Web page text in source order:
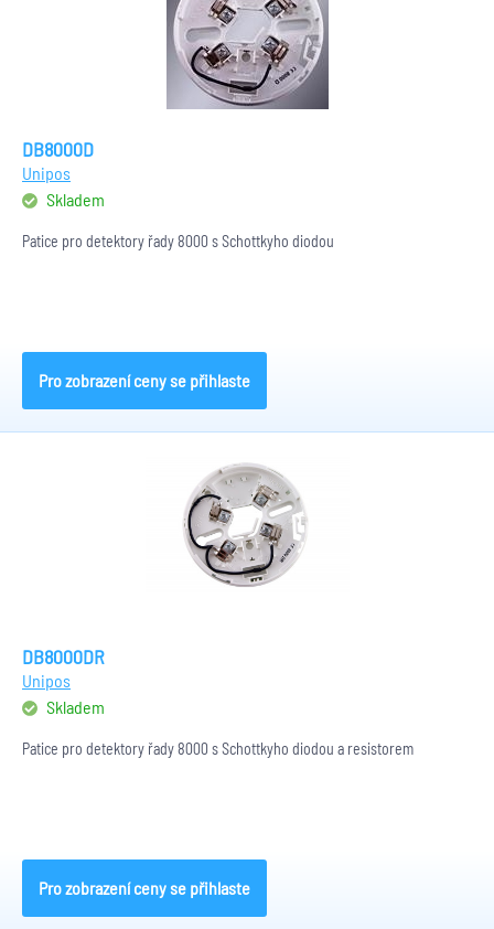
DB8000D
Unipos
Skladem
Patice pro detektory řady 8000 s Schottkyho diodou
Pro zobrazení ceny se přihlaste
DB8000DR
Unipos
Skladem
Patice pro detektory řady 8000 s Schottkyho diodou a resistorem
Pro zobrazení ceny se přihlaste